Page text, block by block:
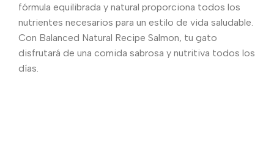
fórmula equilibrada y natural proporciona todos los
nutrientes necesarios para un estilo de vida saludable.
Con Balanced Natural Recipe Salmon, tu gato
disfrutará de una comida sabrosa y nutritiva todos los
días.